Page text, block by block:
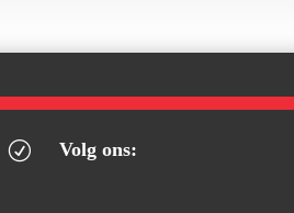
R Volg ons: